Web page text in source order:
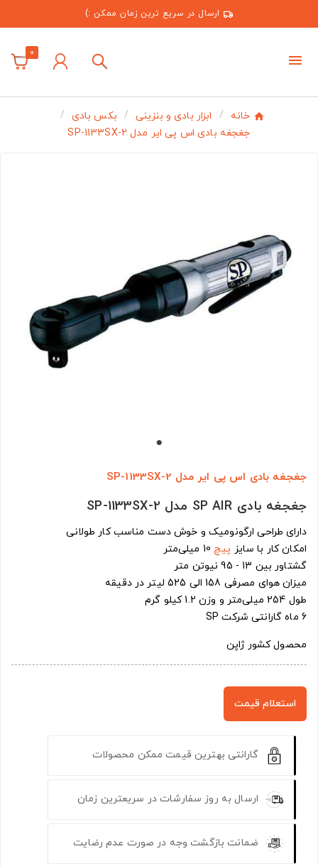
ارسال در سریع ترین زمان ممکن :)
0
خانه ابزار بادی و بنزینی
بکس بادی
جغجغه بادی اس پی ایر مدل SP-1133SX-2
جغجغه بادی اس پی ایر مدل SP-1133SX-2
جغجغه بادی SP AIR مدل SP-1133SX-2
دارای طراحی ارگونومیک و خوش دست مناسب کار طولانی
امکان کار با سایز پیچ
گشتاور بین 13 - 95 نیوتن متر
میزان هوای مصرفی 158 الی 525 لیتر در دقیقه
طول 254 میلی‌متر و وزن 1.2 کیلو گرم
6 ماه گارانتی شرکت SP
محصول کشور ژاپن
استعلام قیمت
گارانتی بهترین قیمت ممکن محصولات
ارسال به روز سفارشات در سریعترین زمان
ضمانت بازگشت وجه در صورت عدم رضایت